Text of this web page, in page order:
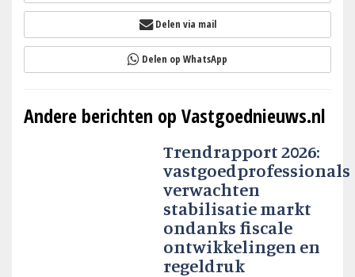
Delen via mail
Delen op WhatsApp
Andere berichten op Vastgoednieuws.nl
Trendrapport 2026:
vastgoedprofessionals
verwachten
stabilisatie markt
ondanks fiscale
ontwikkelingen en
regeldruk